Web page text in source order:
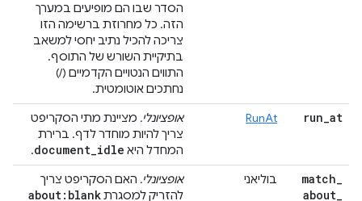
הסדר שבו הם מופיעים במערך
הזה. כל מחרוזת ברשימה הזו
צריכה להכיל נתיב יחסי למשאב
בתיקיית השורש של התוסף.
התווים הנטויים הקדמיים (‎/‎)
נחתכים אוטומטית.
run_at
RunAt אופציונלי. מציינת מתי הסקריפט
צריך להיות מוחדר לדף. ברירת
המחדל היא
document_idle
.
match_
about_
בוליאני אופציונלי. האם הסקריפט צריך
להזריק למסגרתabout:blank